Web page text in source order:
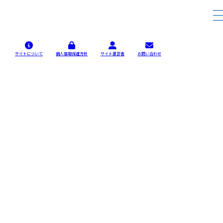
サイトについて 個人情報保護方針 サイト運営者 お問い合わせ